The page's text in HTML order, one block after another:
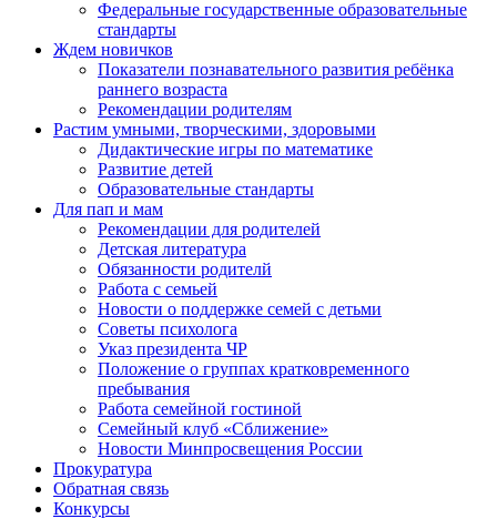
Федеральные государственные образовательные
стандарты
Ждем новичков
Показатели познавательного развития ребёнка
раннего возраста
Рекомендации родителям
Растим умными, творческими, здоровыми
Дидактические игры по математике
Развитие детей
Образовательные стандарты
Для пап и мам
Рекомендации для родителей
Детская литература
Обязанности родителй
Работа с семьей
Новости о поддержке семей с детьми
Советы психолога
Указ президента ЧР
Положение о группах кратковременного
пребывания
Работа семейной гостиной
Семейный клуб «Сближение»
Новости Минпросвещения России
Прокуратура
Обратная связь
Конкурсы